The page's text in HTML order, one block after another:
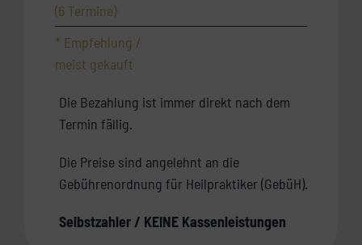
(6 Termine)
* Empfehlung /
meist gekauft
Die Bezahlung ist immer direkt nach dem
Termin fällig.
Die Preise sind angelehnt an die
Gebührenordnung für Heilpraktiker (GebüH).
Selbstzahler / KEINE Kassenleistungen